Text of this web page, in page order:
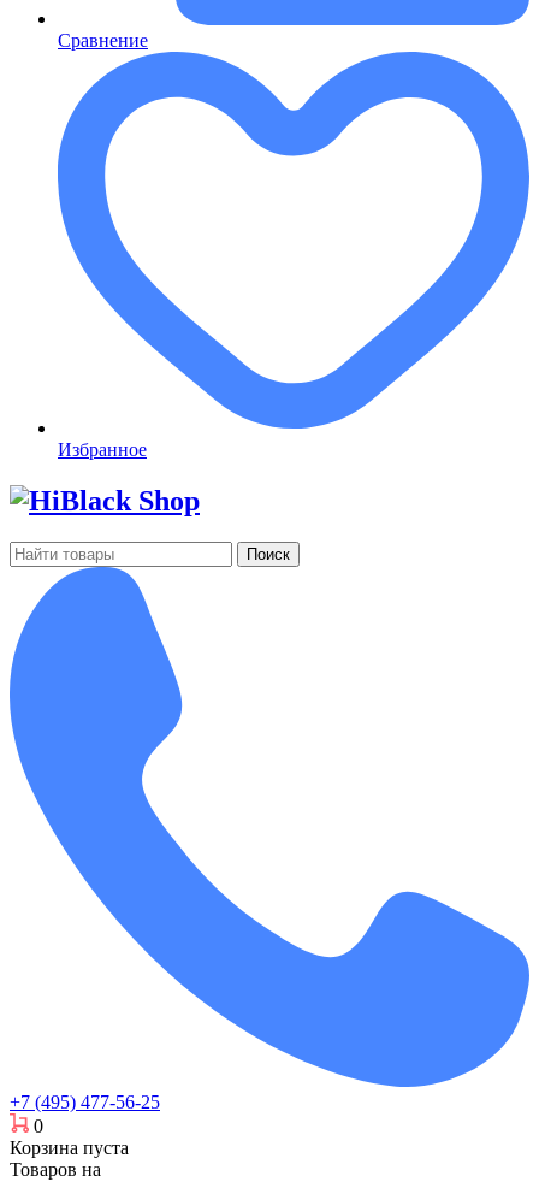
Сравнение
Избранное
Поиск
+7 (495) 477-56-25
0
Корзина пуста
Товаров на